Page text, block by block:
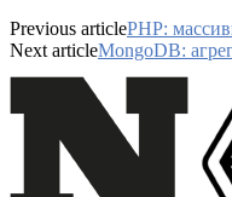
Previous articlePHP:
Next articleMongoDB: